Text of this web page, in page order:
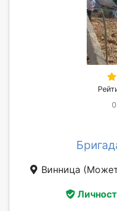
Винница